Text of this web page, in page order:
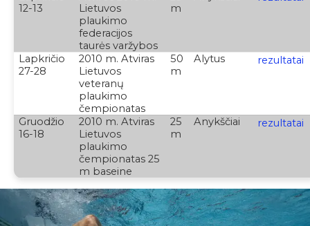
12-13
Lietuvos
plaukimo
federacijos
taurės varžybos
m
Lapkričio
27-28
2010 m. Atviras
Lietuvos
veteranų
plaukimo
čempionatas
50
m
Alytus rezultatai
Gruodžio
16-18
2010 m. Atviras
Lietuvos
plaukimo
čempionatas 25
m baseine
25
m
Anykščiai rezultatai